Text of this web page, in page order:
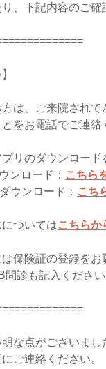
、下記内容のご確
は、ご来院されて
をお電話でご連絡
リのダウンロード
ンロード： こちら
ウンロード： こち
ついてはこちらか
保険証の登録をお
診も記入ください
な点がございまし
ご連絡ください。